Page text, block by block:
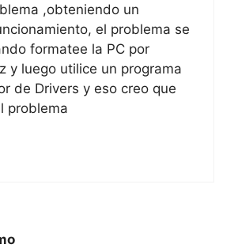
,obteniendo un
el problema se
formatee la PC por
y luego utilice un programa
de Drivers y eso creo que
problema